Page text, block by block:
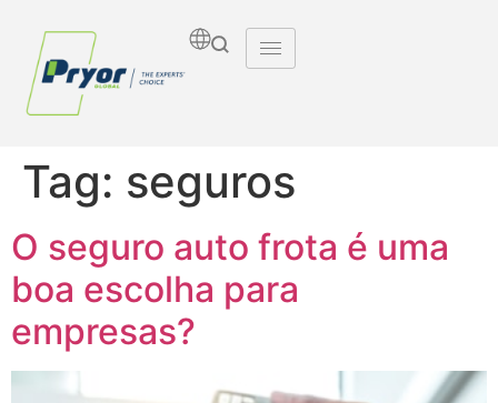
Tag: seguros
O seguro auto frota é uma
boa escolha para
empresas?